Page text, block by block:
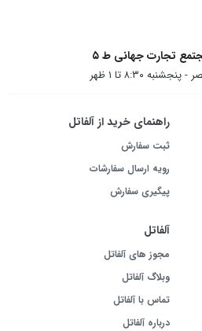
تجارت جهانی ط ۵
راهنمای خرید از آلفاتل
ثبت سفارش
رویه ارسال سفارشات
پیگیری سفارش
آلفاتل
مجوز های آلفاتل
وبلاگ آلفاتل
تماس با آلفاتل
درباره آلفاتل